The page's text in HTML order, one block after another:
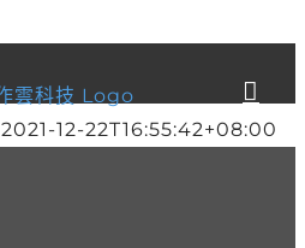
2021-12-22T16:55:42+08:00